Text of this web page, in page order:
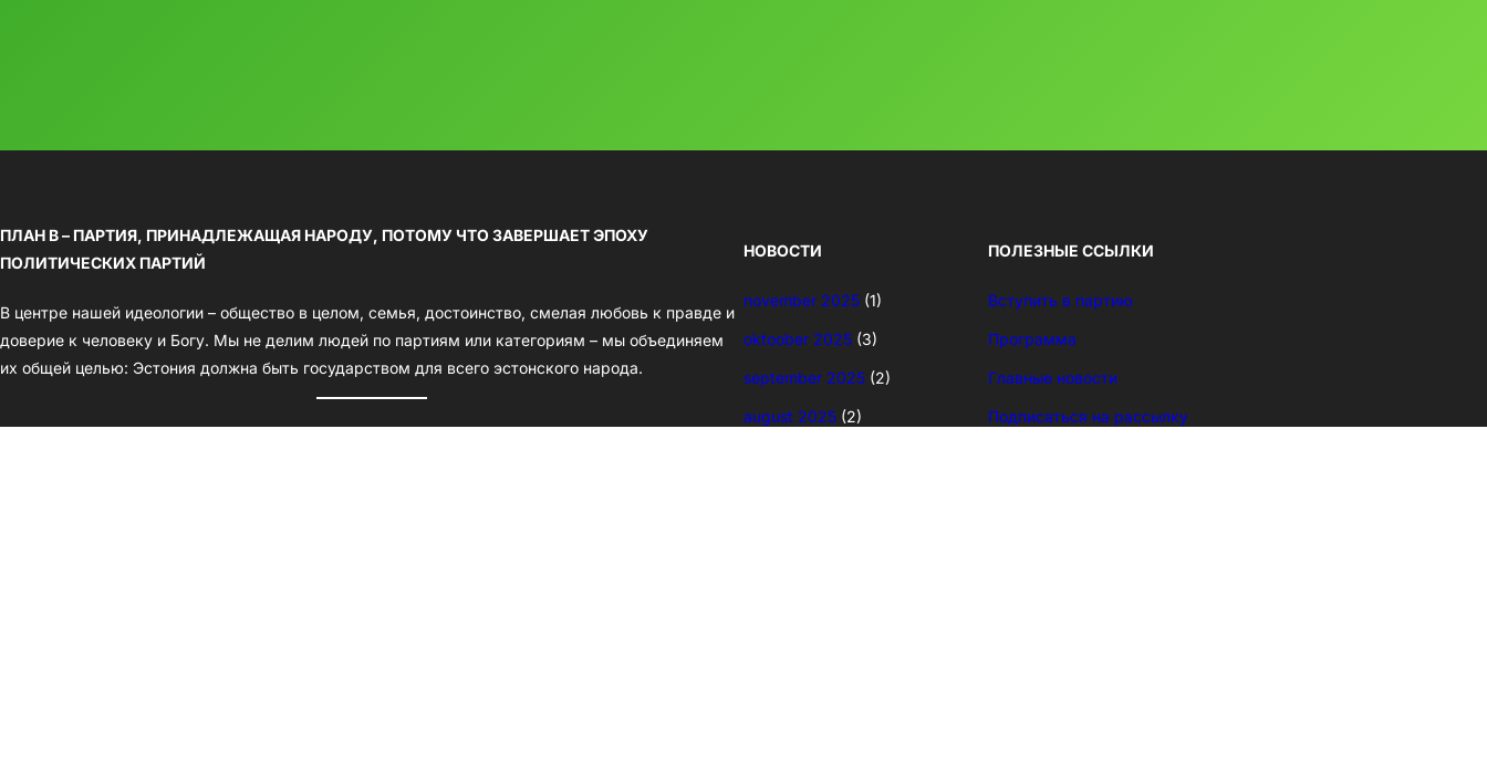
ПЛАН B – ПАРТИЯ, ПРИНАДЛЕЖАЩАЯ НАРОДУ, ПОТОМУ ЧТО ЗАВЕРШАЕТ ЭПОХУ
ПОЛИТИЧЕСКИХ ПАРТИЙ
В центре нашей идеологии – общество в целом, семья, достоинство, смелая любовь к правде и
доверие к человеку и Богу. Мы не делим людей по партиям или категориям – мы объединяем
их общей целью: Эстония должна быть государством для всего эстонского народа.
НОВОСТИ
november 2025 (1)
oktoober 2025 (3)
september 2025 (2)
august 2025 (2)
ПОЛЕЗНЫЕ ССЫЛКИ
Вступить в партию
Программа
Главные новости
Подписаться на рассылку